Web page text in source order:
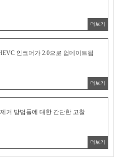
더보기
인코더가 2.0으로 업데이트됨
더보기
제거 방법들에 대한 간단한 고찰
더보기